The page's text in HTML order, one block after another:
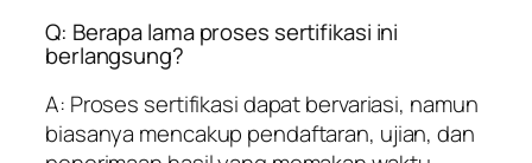
Q: Berapa lama proses sertifikasi ini
berlangsung?
A: Proses sertifikasi dapat bervariasi, namun
biasanya mencakup pendaftaran, ujian, dan